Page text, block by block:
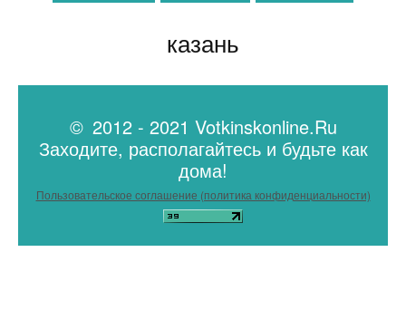
казань
© 2012 - 2021 Votkinskonline.Ru
Заходите, располагайтесь и будьте как
дома!
Пользовательское соглашение (политика конфиденциальности)